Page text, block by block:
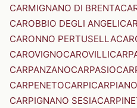
CARMIGNANO DI BRENTA
CAROBBIO DEGLI ANGELI
CARONNO PERTUSELLA
CAROVIGNOCAROVILLI
CARPANZANOCARPASIO
CARPENETOCARPICARPIANO
CARPIGNANO SESIA